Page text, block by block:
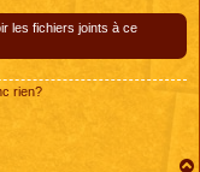
les fichiers joints à ce
rien?